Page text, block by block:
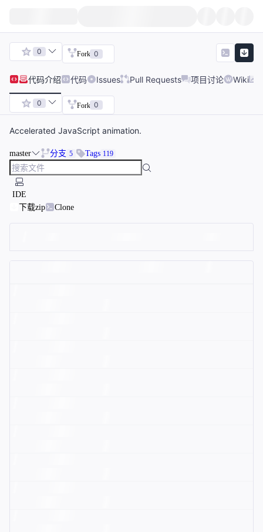
0 Fork 0
代码介绍 代码 Issues Pull Requests 项目讨论 Wiki
0 Fork 0
Accelerated JavaScript animation.
master 分支 5 Tags 119
IDE
下载zip
Clone